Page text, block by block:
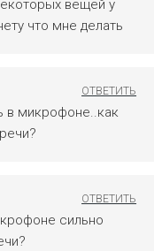
вещей у
что мне делать
в микрофоне..как
сильно